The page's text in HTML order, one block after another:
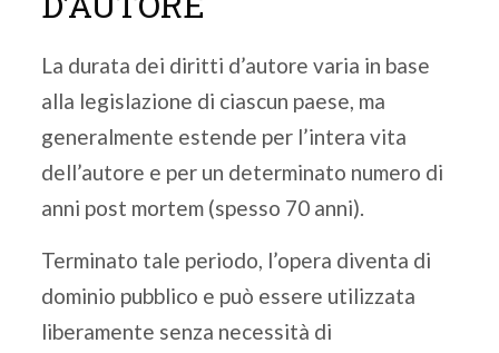
La durata dei diritti d’autore varia in base
alla legislazione di ciascun paese, ma
generalmente estende per l’intera vita
dell’autore e per un determinato numero di
anni post mortem (spesso 70 anni).
Terminato tale periodo, l’opera diventa di
dominio pubblico e può essere utilizzata
liberamente senza necessità di